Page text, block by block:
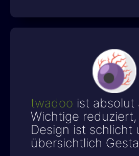
twadoo ist absolut
Wichtige reduziert,
Design ist schlicht
übersichtlich